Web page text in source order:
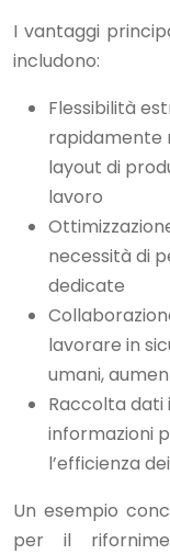
I vantaggi
includono:
Flessibilità
rapidamente
layout di
lavoro
necessità di
dedicate
lavorare in
umani,
Raccolta dati
informazioni
l’efficienza
Un esempio
per il